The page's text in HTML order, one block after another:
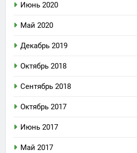
Июнь 2020
Май 2020
Декабрь 2019
Октябрь 2018
Сентябрь 2018
Октябрь 2017
Июнь 2017
Май 2017